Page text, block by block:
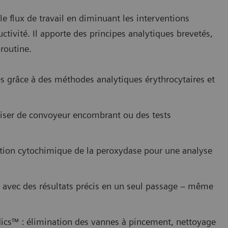
flux de travail en diminuant les interventions
Il apporte des principes analytiques brevetés,
à des méthodes analytiques érythrocytaires et
de convoyeur encombrant ou des tests
cytochimique de la peroxydase pour une analyse
des résultats précis en un seul passage – même
: élimination des vannes à pincement, nettoyage